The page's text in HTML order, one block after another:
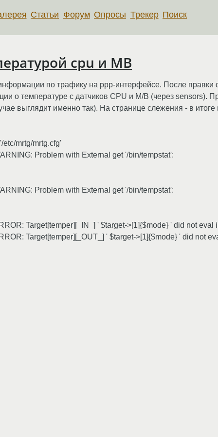
Статьи Форум Опросы Трекер Поиск
cpu и MB
по трафику на ppp-интерфейсе. После правки
о температуре с датчиков CPU и M/B (через sensors).
выглядит именно так). На странице слежения - в итоге
etc/mrtg/mrtg.cfg'
Problem with External get '/bin/tempstat':
Problem with External get '/bin/tempstat':
Target[temper][_IN_] ' $target->[1]{$mode} ' did not eval
Target[temper][_OUT_] ' $target->[1]{$mode} ' did not